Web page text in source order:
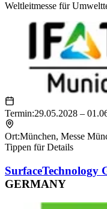
Weltleitmesse für
Termin:29.05.2028 –
Ort:München, Messe
Tippen für Details
SurfaceTechnology
GERMANY